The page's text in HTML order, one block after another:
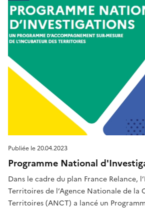
Publiée le20.04.2023
Programme National
Dans le cadre du plan France Relance,
Territoires de l’Agence Nationale de la
Territoires (ANCT) a lancé un